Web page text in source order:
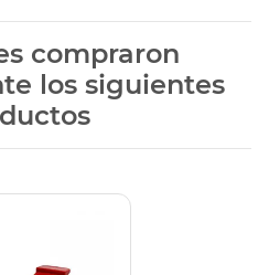
compraron
los siguientes